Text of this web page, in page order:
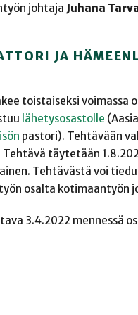
johtaja Juhana
JA
toistaiseksi
lähetysosastolle
pastori). Tehtävään
täytetään
Tehtävästä voi
osalta kotimaantyön
3.4.2022 mennessä